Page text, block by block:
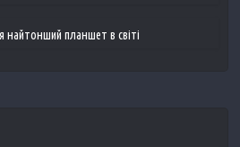
найтонший планшет в світі